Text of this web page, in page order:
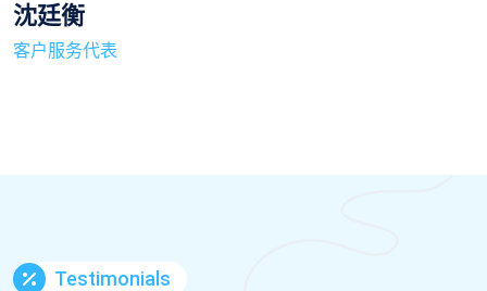
沈廷衡
客户服务代表
Testimonials